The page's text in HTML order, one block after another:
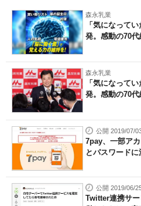
森永乳業
「気になって
発。感動の70代
森永乳業
「気になって
発。感動の70代
公開 2019/07/
7pay、一部ア
とパスワード
公開 2019/06/
Twitter連携サ